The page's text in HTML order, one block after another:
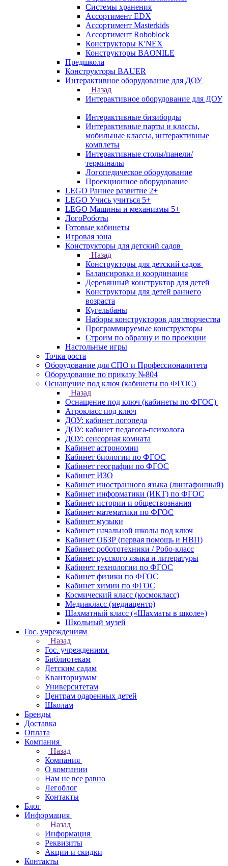
Системы хранения
Ассортимент EDX
Ассортимент Masterkids
Ассортимент Roboblock
Конструкторы K'NEX
Конструкторы BAONILE
Предшкола
Конструкторы BAUER
Интерактивное оборудование для ДОУ
Назад
Интерактивное оборудование для ДОУ
Интерактивные бизиборды
Интерактивные парты и классы,
мобильные классы, интерактивные
комплеты
Интерактивные столы/панели/
терминалы
Логопедическое оборудование
Проекционное оборудование
LEGO Раннее развитие 2+
LEGO Учись учиться 5+
LEGO Машины и механизмы 5+
ЛогоРоботы
Готовые кабинеты
Игровая зона
Конструкторы для детский садов
Назад
Конструкторы для детский садов
Балансировка и координация
Деревянный конструктор для детей
Конструкторы для детей раннего
возраста
Кугельбаны
Наборы конструкторов для творчества
Программируемые конструкторы
Строим по образцу и по проекции
Настольные игры
Точка роста
Оборудование для СПО и Профессионалитета
Оборудование по приказу №804
Оснащение под ключ (кабинеты по ФГОС)
Назад
Оснащение под ключ (кабинеты по ФГОС)
Агрокласс под ключ
ДОУ: кабинет логопеда
ДОУ: кабинет педагога-психолога
ДОУ: сенсорная комната
Кабинет астрономии
Кабинет биологии по ФГОС
Кабинет географии по ФГОС
Кабинет ИЗО
Кабинет иностранного языка (лингафонный)
Кабинет информатики (ИКТ) по ФГОС
Кабинет истории и обществознания
Кабинет математики по ФГОС
Кабинет музыки
Кабинет начальной школы под ключ
Кабинет ОБЗР (первая помощь и НВП)
Кабинет робототехники / Робо-класс
Кабинет русского языка и литературы
Кабинет технологии по ФГОС
Кабинет физики по ФГОС
Кабинет химии по ФГОС
Космический класс (космокласс)
Медиакласс (медиацентр)
Шахматный класс («Шахматы в школе»)
Школьный музей
Гос. учреждениям
Назад
Гос. учреждениям
Библиотекам
Детским садам
Кванториумам
Университетам
Центрам одаренных детей
Школам
Бренды
Доставка
Оплата
Компания
Назад
Компания
О компании
Нам не все равно
Легоблог
Контакты
Блог
Информация
Назад
Информация
Реквизиты
Акции и скидки
Контакты